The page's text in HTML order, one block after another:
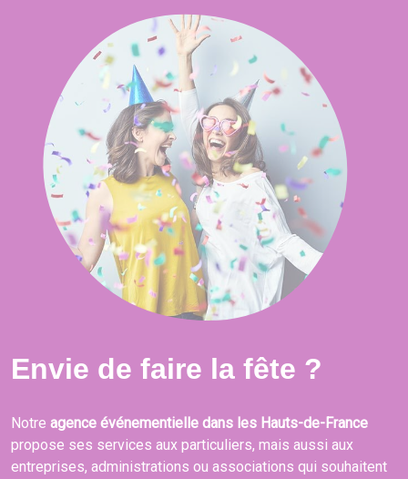
Envie de faire la fête ?
Notre agence événementielle dans les Hauts-de-France
propose ses services aux particuliers, mais aussi aux
entreprises, administrations ou associations qui souhaitent